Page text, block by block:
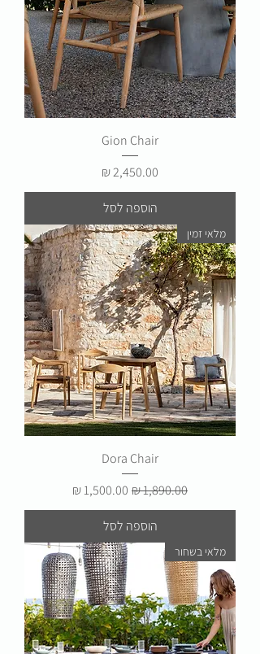
Gion Chair
מחיר
הוספה לסל
מלאי זמין
Dora Chair
מחיר רגיל
מחיר מבצע
הוספה לסל
מלאי בשחור